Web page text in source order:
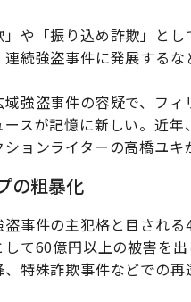
や「振り込め詐欺」と
続強盗事件に発展する
強盗事件の容疑で、フ
スが記憶に新しい。近
ョンライターの高橋ユキ
の粗暴化
事件の主犯格と目され
て60億円以上の被害を
特殊詐欺事件などでの